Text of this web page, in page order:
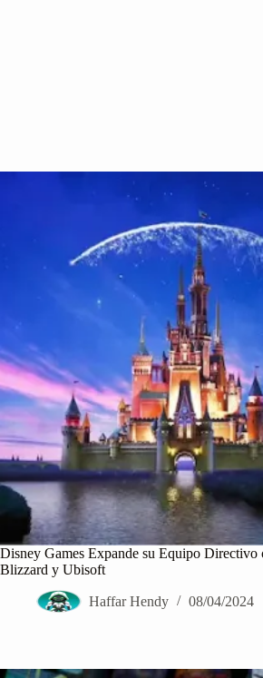
Disney Games Expande su Equipo Directivo
Blizzard y Ubisoft
Haffar Hendy 08/04/2024